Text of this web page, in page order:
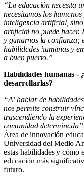
“La educación necesita
necesitamos los
inteligencia artificial,
artificial no puede hacer.
y ganarnos la confianza;
habilidades humanas y
a buen puerto.”
Habilidades humanas -
desarrollarlas?
“Al hablar de
nos permite construir
trascendiendo la
comunidad determinada”.
Área de innovación
Universidad del Medio
estas habilidades y cómo
educación más
futuro.